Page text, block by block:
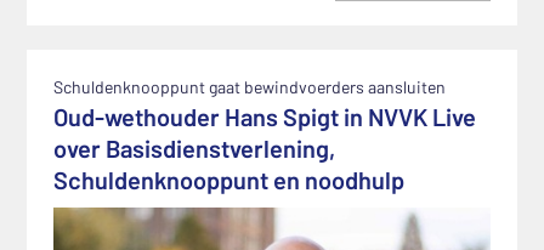
Schuldenknooppunt gaat bewindvoerders aansluiten
Oud-wethouder Hans Spigt in NVVK Live
over Basisdienstverlening,
Schuldenknooppunt en noodhulp